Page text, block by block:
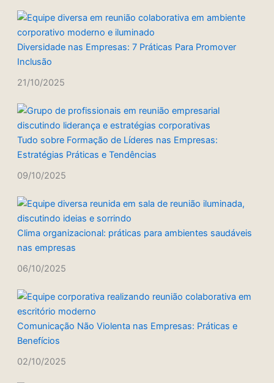
Diversidade nas Empresas: 7 Práticas Para Promover
Inclusão
21/10/2025
Tudo sobre Formação de Líderes nas Empresas:
Estratégias Práticas e Tendências
09/10/2025
Clima organizacional: práticas para ambientes saudáveis
nas empresas
06/10/2025
Comunicação Não Violenta nas Empresas: Práticas e
Benefícios
02/10/2025